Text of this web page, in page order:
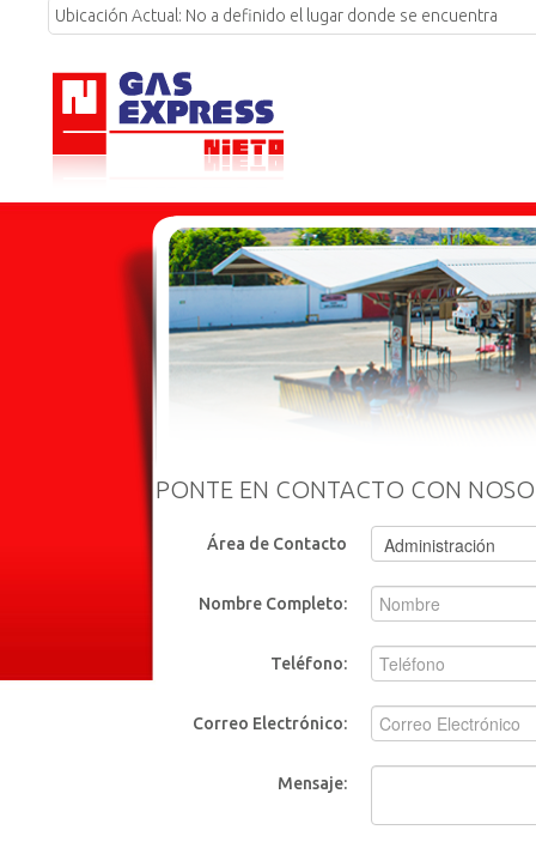
Ubicación Actual: No a definido el lugar donde se encuentra
PONTE EN CONTACTO CON
Área de Contacto
Nombre Completo:
Teléfono:
Correo Electrónico:
Mensaje: